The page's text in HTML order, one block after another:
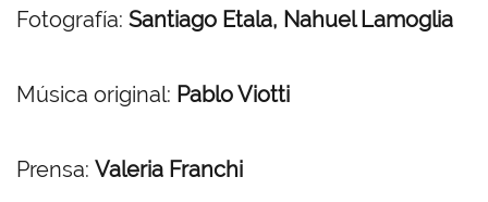
Fotografía: Santiago Etala, Nahuel Lamoglia
Música original: Pablo Viotti
Prensa: Valeria Franchi